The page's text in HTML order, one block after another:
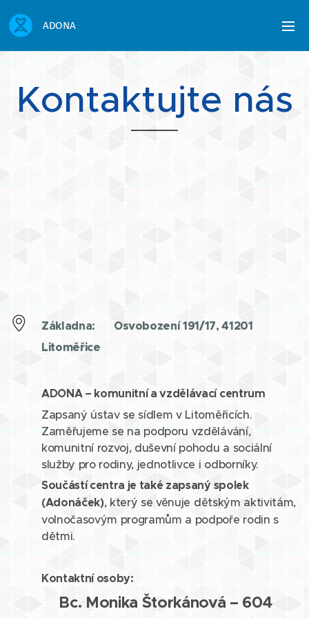
ADONA
Kontaktujte nás
Základna: 📍 Osvobození 191/17, 41201
Litoměřice
ADONA – komunitní a vzdělávací centrum
Zapsaný ústav se sídlem v Litoměřicích.
Zaměřujeme se na podporu vzdělávání,
komunitní rozvoj, duševní pohodu a sociální
služby pro rodiny, jednotlivce i odborníky.
Součástí centra je také zapsaný spolek
(Adonáček), který se věnuje dětským aktivitám,
volnočasovým programům a podpoře rodin s
dětmi.
Kontaktní osoby:
Bc. Monika Štorkánová – 604